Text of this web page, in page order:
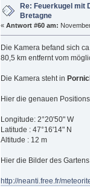
25359 mal)
Re: Feuerkugel mit
Bretagne
« Antwort #60 am:
Die Kamera befand sich
80,5 km entfernt vom
Die Kamera steht in
Hier die genauen
Longitude: 2°20'50" W
Latitude : 47°16'14" N
Altitude : 12 m
Hier die Bilder des
http://neanti.free.fr/